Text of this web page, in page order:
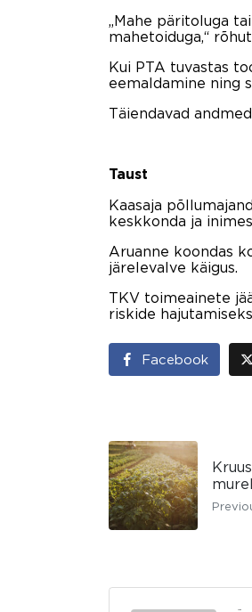
„Mahe päritoluga
mahetoiduga,“
Kui PTA tuvastas
eemaldamine ning
Täiendavad
Taust
Kaasaja
keskkonda ja
Aruanne koondas
järelevalve käigus.
TKV toimeainete
riskide
Facebook